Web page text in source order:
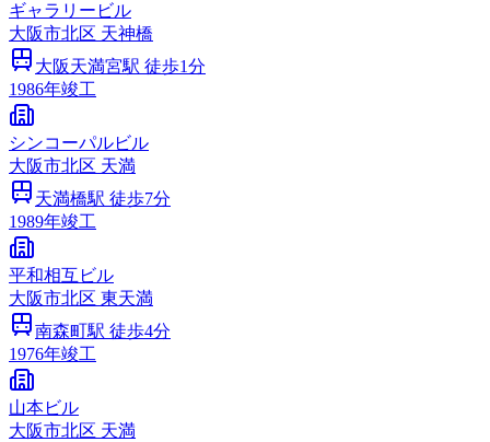
ギャラリービル
大阪市北区 天神橋
大阪天満宮駅 徒歩1分
1986年竣工
シンコーパルビル
大阪市北区 天満
天満橋駅 徒歩7分
1989年竣工
平和相互ビル
大阪市北区 東天満
南森町駅 徒歩4分
1976年竣工
山本ビル
大阪市北区 天満